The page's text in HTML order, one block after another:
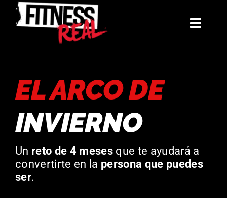
Saltar
Libros
Reto: El Arco de Invierno
La Hermandad
EL ARCO DE
INVIERNO
Un reto de 4 mesesque te ayudará a
convertirte en la persona que puedes
ser.